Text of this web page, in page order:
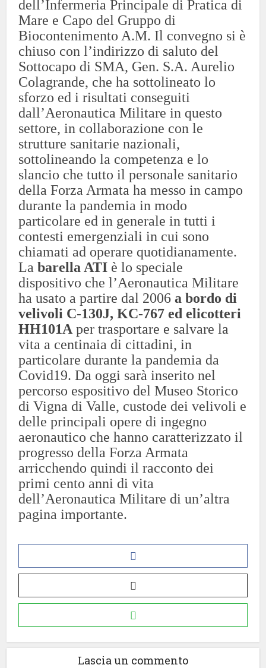
dell’Infermeria Principale di Pratica di
Mare e Capo del Gruppo di
Biocontenimento A.M. Il convegno si è
chiuso con l’indirizzo di saluto del
Sottocapo di SMA, Gen. S.A. Aurelio
Colagrande, che ha sottolineato lo
sforzo ed i risultati conseguiti
dall’Aeronautica Militare in questo
settore, in collaborazione con le
strutture sanitarie nazionali,
sottolineando la competenza e lo
slancio che tutto il personale sanitario
della Forza Armata ha messo in campo
durante la pandemia in modo
particolare ed in generale in tutti i
contesti emergenziali in cui sono
chiamati ad operare quotidianamente.
Labarella ATI è lo speciale
dispositivo che l’Aeronautica Militare
ha usato a partire dal 2006a bordo di
velivoli C-130J, KC-767 ed elicotteri
HH101A per trasportare e salvare la
vita a centinaia di cittadini, in
particolare durante la pandemia da
Covid19. Da oggi sarà inserito nel
percorso espositivo del Museo Storico
di Vigna di Valle, custode dei velivoli e
delle principali opere di ingegno
aeronautico che hanno caratterizzato il
progresso della Forza Armata
arricchendo quindi il racconto dei
primi cento anni di vita
dell’Aeronautica Militare di un’altra
pagina importante.
Lascia un commento